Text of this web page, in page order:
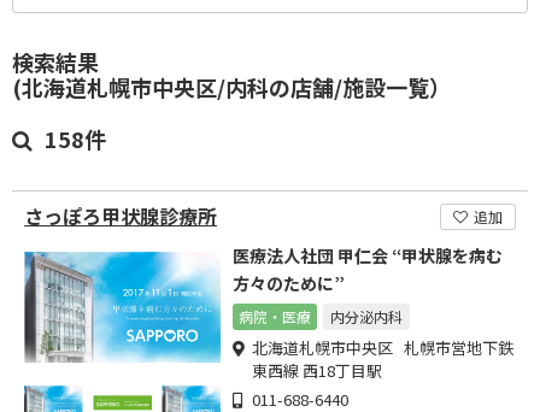
検索結果
(北海道札幌市中央区/内科の店舗/施設一覧）
158件
さっぽろ甲状腺診療所 追加
医療法人社団 甲仁会 “甲状腺を病む
方々のために”
病院・医療 内分泌内科
北海道札幌市中央区 札幌市営地下鉄
東西線 西18丁目駅
011-688-6440